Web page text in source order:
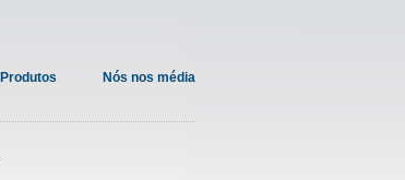
Produtos Nós nos média